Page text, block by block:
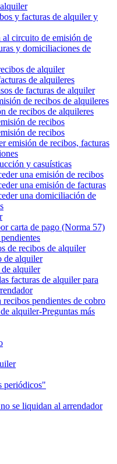
y facturas de alquiler y
circuito de emisión de
y domiciliaciones de
de alquiler
de alquileres
de facturas de alquiler
de recibos de alquileres
de recibos de alquileres
de recibos
de recibos
emisión de recibos, facturas
y casuísticas
una emisión de recibos
una emisión de facturas
una domiciliación de
carta de pago (Norma 57)
de recibos de alquiler
de alquiler
alquiler
facturas de alquiler para
pendientes de cobro
alquiler‎-‎Preguntas más
periódicos"
se liquidan al arrendador